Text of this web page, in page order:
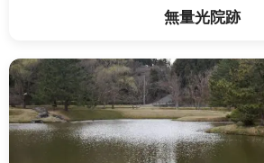
無量光院跡